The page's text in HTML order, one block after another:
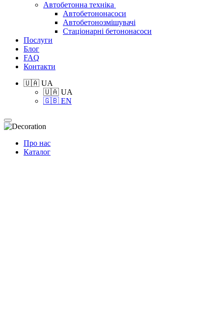
Автобетонна техніка
Автобетононасоси
Автобетонозмішувачі
Стаціонарні бетононасоси
Послуги
Блог
FAQ
Контакти
🇺🇦 UA
🇺🇦 UA
🇬🇧 EN
Про нас
Каталог